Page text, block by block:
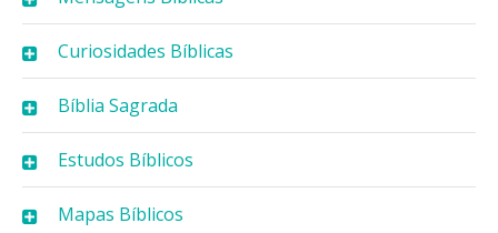
Curiosidades Bíblicas
Bíblia Sagrada
Estudos Bíblicos
Mapas Bíblicos